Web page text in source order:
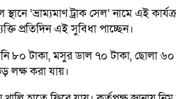
‘ভ্রাম্যমাণ ট্রাক সেল’ নামে এই
প্রতিদিন এই সুবিধা পাচ্ছেন।
৮০ টাকা, মসুর ডাল ৭০ টাকা, ছোলা
লক্ষ করা যায়।